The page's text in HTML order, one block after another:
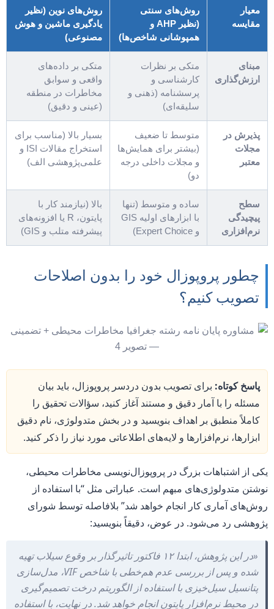
معیار
مقایسه
روش‌های سنتی
(نظیر AHP و
همپوشانی شاخص‌ها)
روش‌های نوین (نظیر
یادگیری ماشین و هوش
مصنوعی)
مبنای
ارزش‌گذاری
متکی بر نظرات
کارشناسی و
پرسشنامه (ذهنی و
سلیقه‌ای)
متکی بر داده‌های
واقعی و سوابق
مخاطرات در منطقه
(عینی و دقیق)
پذیرش در
مجلات
معتبر
متوسط تا ضعیف
(بیشتر برای همایش‌ها
و مجلات داخلی درجه
دو)
بسیار بالا (مناسب برای
استخراج مقالات ISI و
علمی‌پژوهشی الف)
سطح
پیچیدگی
نرم‌افزاری
ساده و متوسط (تنها
با ابزارهای اولیه GIS
و Expert Choice)
بالا (نیازمند کار با
پایتون، R یا افزونه‌های
پیشرفته متلب و GIS)
چطور پروپوزال خود را بدون اصلاحات
تصویب کنیم؟
پاسخ کوتاه: برای تصویب بدون دردسر پروپوزال، باید بیان
مسئله را با آمار دقیق و مستند آغاز کنید، سؤالات تحقیق را
کاملاً منطبق بر اهداف بنویسید و در بخش متدولوژی، نام دقیق
ابزارها، نرم‌افزارها و لایه‌های اطلاعاتی مورد نیاز را ذکر کنید.
یکی از اشتباهات بزرگ در پروپوزال‌نویسی مخاطرات محیطی،
نوشتن متدولوژی‌های مبهم است. عباراتی مثل “با استفاده از
روش‌های آماری کار انجام خواهد شد” بلافاصله توسط شورای
پژوهشی رد می‌شود. در عوض، دقیقاً بنویسید:
«در این پژوهش، ابتدا ۱۲ فاکتور تاثیرگذار بر وقوع سیلاب تهیه
شده و پس از بررسی عدم هم‌خطی با شاخص VIF، مدل‌سازی
پتانسیل سیل‌خیزی با استفاده از الگوریتم درخت تصمیم‌گیری
در محیط نرم‌افزار پایتون انجام خواهد شد. در نهایت، با استفاده